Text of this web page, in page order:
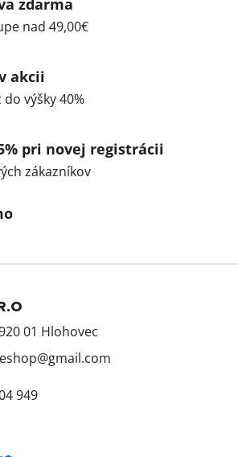
nad 49,00€
akcii
do výšky 40%
pri novej registrácii
zákazníkov
01 Hlohovec
@gmail.com
949